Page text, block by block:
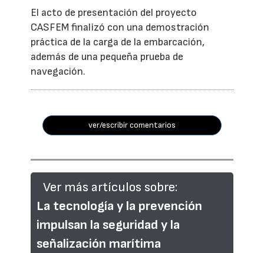
El acto de presentación del proyecto
CASFEM finalizó con una demostración
práctica de la carga de la embarcación,
además de una pequeña prueba de
navegación.
ver/escribir comentarios
Ver más artículos sobre:
La tecnología y la prevención
impulsan la seguridad y la
señalización marítima